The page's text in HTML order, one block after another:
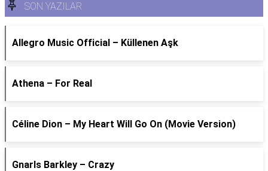
SON YAZILAR
Allegro Music Official – Küllenen Aşk
Athena – For Real
Céline Dion – My Heart Will Go On (Movie Version)
Gnarls Barkley – Crazy